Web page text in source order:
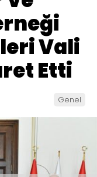
Vali
Etti
Genel